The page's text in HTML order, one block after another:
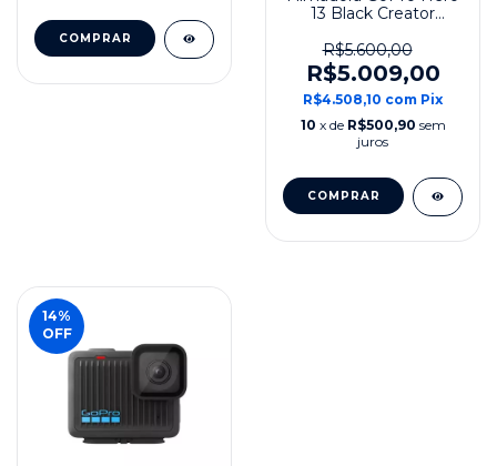
13 Black Creator
R$5.600,00
R$5.009,00
R$4.508,10 com Pix
10 x de R$500,90 sem
juros
14%
OFF